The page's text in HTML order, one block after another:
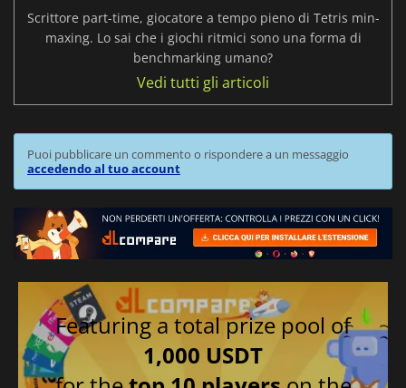
Scrittore part-time, giocatore a tempo pieno di Tetris min-
maxing. Lo sai che i giochi ritmici sono una forma di
benchmarking umano?
Vedi tutti gli articoli
Puoi pubblicare un commento o rispondere a un messaggio
accedendo al tuo account
Featuring a total prize pool of
1,000 USDT